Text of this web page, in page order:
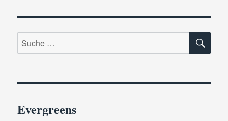
Suche
nach:
Evergreens